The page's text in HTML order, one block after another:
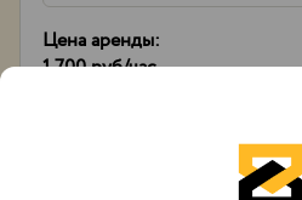
Цена аренды:
1 700 руб/час